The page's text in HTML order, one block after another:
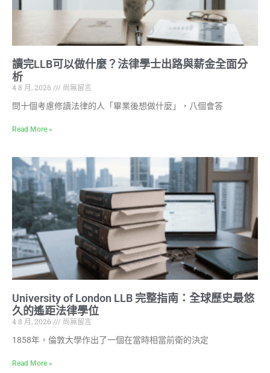
讀完LLB可以做什麼？法律學士出路與薪金全面分
析
4 8 月, 2026
尚無留言
問十個考慮修讀法律的人「畢業後想做什麼」，八個會答
Read More »
University of London LLB 完整指南：全球歷史最悠
久的遙距法律學位
4 8 月, 2026
尚無留言
1858年，倫敦大學作出了一個在當時相當前衛的決定
Read More »